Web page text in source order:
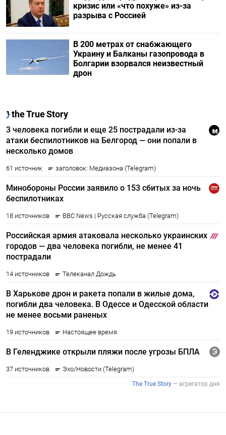
кризис или «что похуже» из-за
разрыва с Россией
В 200 метрах от снабжающего
Украину и Балканы газопровода в
Болгарии взорвался неизвестный
дрон